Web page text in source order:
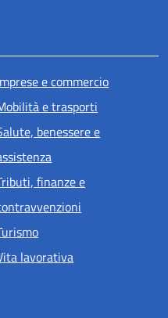
e commercio
e trasporti
benessere e
finanze e
lavorativa